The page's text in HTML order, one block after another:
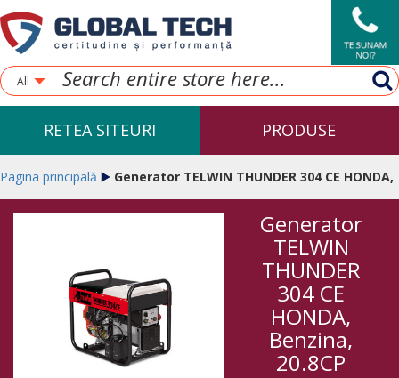
All
RETEA SITEURI PRODUSE
Pagina principală Generator TELWIN THUNDER 304 CE HONDA,
Generator
TELWIN
THUNDER
304 CE
HONDA,
Benzina,
20.8CP